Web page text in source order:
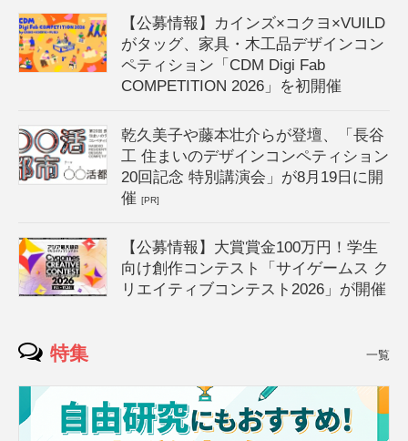
【公募情報】カインズ×コクヨ×VUILD
がタッグ、家具・木工品デザインコン
ペティション「CDM Digi Fab
COMPETITION 2026」を初開催
乾久美子や藤本壮介らが登壇、「長谷
工 住まいのデザインコンペティション
20回記念 特別講演会」が8月19日に開
催[PR]
【公募情報】大賞賞金100万円！学生
向け創作コンテスト「サイゲームス ク
リエイティブコンテスト2026」が開催
特集 一覧